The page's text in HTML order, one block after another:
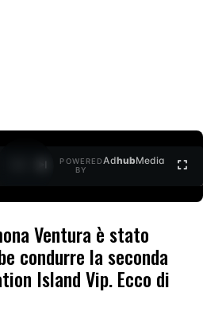
POWERED
BY
AdhubMedia
Ventura è stato
condurre la seconda
Island Vip. Ecco di